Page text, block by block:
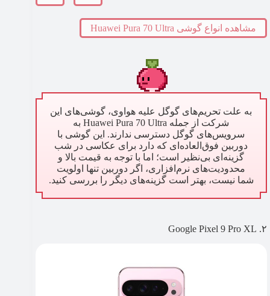
مشاهده انواع گوشی Huawei Pura 70 Ultra
به علت تحریم‌های گوگل علیه هواوی، گوشی‌های این
شرکت از جمله Huawei Pura 70 Ultra به
سرویس‌های گوگل دسترسی ندارند. این گوشی با
دوربین فوق‌العاده‌ای که دارد برای عکاسی در شب
گزینه‌ای بی‌نظیر است؛ اما با توجه به قیمت بالا و
محدودیت‌های نرم‌افزاری، اگر دوربین تنها اولویت
شما نیست، بهتر است گزینه‌های دیگر را بررسی کنید.
۲. Google Pixel 9 Pro XL